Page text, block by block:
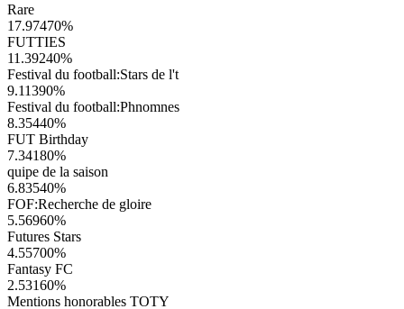
Rare
17.97470%
FUTTIES
11.39240%
Festival du football:Stars de l't
9.11390%
Festival du football:Phnomnes
8.35440%
FUT Birthday
7.34180%
quipe de la saison
6.83540%
FOF:Recherche de gloire
5.56960%
Futures Stars
4.55700%
Fantasy FC
2.53160%
Mentions honorables TOTY